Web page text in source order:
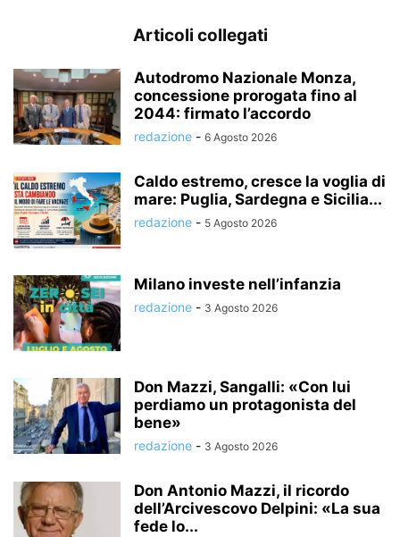
Articoli collegati
Autodromo Nazionale Monza,
concessione prorogata fino al
2044: firmato l’accordo
redazione - 6 Agosto 2026
Caldo estremo, cresce la voglia di
mare: Puglia, Sardegna e Sicilia...
redazione - 5 Agosto 2026
Milano investe nell’infanzia
redazione - 3 Agosto 2026
Don Mazzi, Sangalli: «Con lui
perdiamo un protagonista del
bene»
redazione - 3 Agosto 2026
Don Antonio Mazzi, il ricordo
dell’Arcivescovo Delpini: «La sua
fede lo...